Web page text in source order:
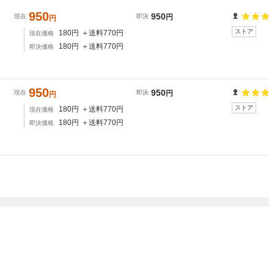
現在 950円 即決 950円
現在価格 180円 ＋送料770円
即決価格 180円 ＋送料770円
ストア
現在 950円 即決 950円
現在価格 180円 ＋送料770円
即決価格 180円 ＋送料770円
ストア